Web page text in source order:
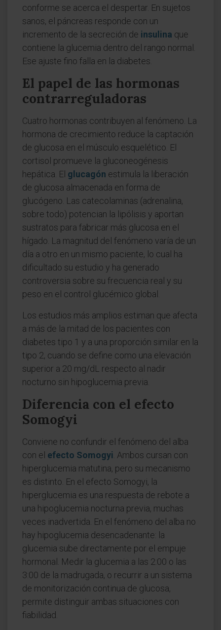
conforme se acerca el despertar. En sujetos
sanos, el páncreas responde con un
incremento de la secreción de insulina que
contiene la glucemia dentro del rango normal.
Ese ajuste fino falla en la diabetes.
El papel de las hormonas
contrarreguladoras
Cuatro hormonas contribuyen al fenómeno. La
hormona de crecimiento reduce la captación
de glucosa en el músculo esquelético. El
cortisol promueve la gluconeogénesis
hepática. El glucagón estimula la liberación
de glucosa almacenada en forma de
glucógeno. Las catecolaminas (adrenalina,
sobre todo) potencian la lipólisis y aportan
sustratos para fabricar más glucosa en el
hígado. La magnitud del fenómeno varía de un
día a otro en un mismo paciente, lo cual ha
dificultado su estudio y ha generado
controversia sobre su frecuencia real y su
peso en el control glucémico global.
Los estudios más amplios estiman que afecta
a más de la mitad de los pacientes con
diabetes tipo 1 y a una proporción similar en la
tipo 2, cuando se define como una elevación
superior a 20 mg/dL respecto al nadir
nocturno sin hipoglucemia previa.
Diferencia con el efecto
Somogyi
Conviene no confundir el fenómeno del alba
con el efecto Somogyi . Ambos cursan con
hiperglucemia matutina, pero su mecanismo
es distinto. En el efecto Somogyi, la
hiperglucemia es una respuesta de rebote a
una hipoglucemia nocturna previa, muchas
veces inadvertida. En el fenómeno del alba no
hay hipoglucemia desencadenante: la
glucemia sube directamente por el empuje
hormonal. Medir la glucemia a las 2:00 o las
3:00 de la madrugada, o recurrir a un sistema
de monitorización continua de glucosa,
permite distinguir ambas situaciones con
fiabilidad.